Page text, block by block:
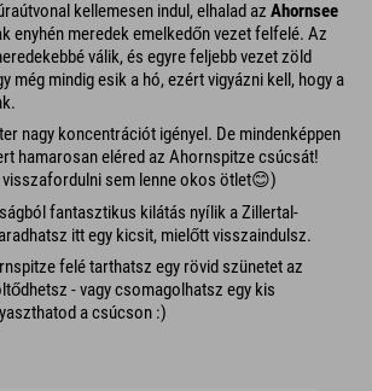
kellemesen indul, elhalad az Ahornsee
enyhén meredek emelkedőn vezet felfelé. Az
válik, és egyre feljebb vezet zöld
még mindig esik a hó, ezért vigyázni kell, hogy a
nagy koncentrációt igényel. De mindenképpen
hamarosan eléred az Ahornspitze csúcsát!
visszafordulni sem lenne okos ötlet😊)
fantasztikus kilátás nyílik a Zillertal-
itt egy kicsit, mielőtt visszaindulsz.
felé tarthatsz egy rövid szünetet az
- vagy csomagolhatsz egy kis
a csúcson :)